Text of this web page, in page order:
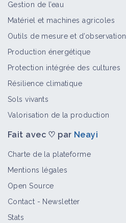
Gestion de l’eau
Matériel et machines agricoles
Outils de mesure et d’observation
Production énergétique
Protection intégrée des cultures
Résilience climatique
Sols vivants
Valorisation de la production
Fait avec ♡ par Neayi
Charte de la plateforme
Mentions légales
Open Source
Contact - Newsletter
Stats